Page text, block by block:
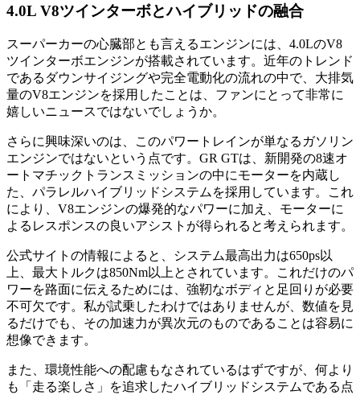
4.0L V8ツインターボとハイブリッドの融合
スーパーカーの心臓部とも言えるエンジンには、4.0LのV8
ツインターボエンジンが搭載されています。近年のトレンド
であるダウンサイジングや完全電動化の流れの中で、大排気
量のV8エンジンを採用したことは、ファンにとって非常に
嬉しいニュースではないでしょうか。
さらに興味深いのは、このパワートレインが単なるガソリン
エンジンではないという点です。GR GTは、新開発の8速オ
ートマチックトランスミッションの中にモーターを内蔵し
た、パラレルハイブリッドシステムを採用しています。これ
により、V8エンジンの爆発的なパワーに加え、モーターに
よるレスポンスの良いアシストが得られると考えられます。
公式サイトの情報によると、システム最高出力は650ps以
上、最大トルクは850Nm以上とされています。これだけのパ
ワーを路面に伝えるためには、強靭なボディと足回りが必要
不可欠です。私が試乗したわけではありませんが、数値を見
るだけでも、その加速力が異次元のものであることは容易に
想像できます。
また、環境性能への配慮もなされているはずですが、何より
も「走る楽しさ」を追求したハイブリッドシステムである点